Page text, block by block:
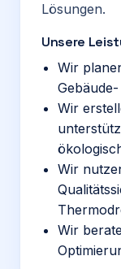
Lösungen.
Unsere
Wir
Wir
Wir
Wir